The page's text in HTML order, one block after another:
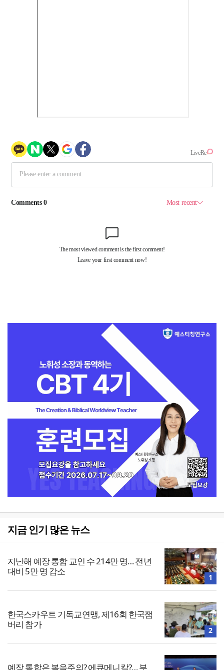
지금 인기 많은 뉴스
지난해 예장 통합 교인 수 214만 명… 전년
대비 5만 명 감소
1
한국스카우트 기독교연맹, 제16회 한국잼
버리 참가
2
예장 통합은 복음주의? 에큐메니칼?… 부